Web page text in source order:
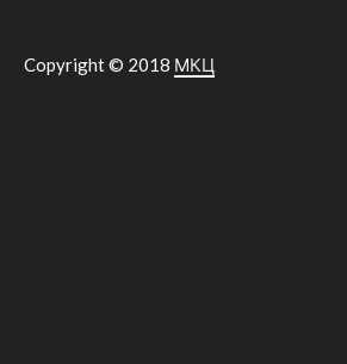
Copyright © 2018 МКЦ